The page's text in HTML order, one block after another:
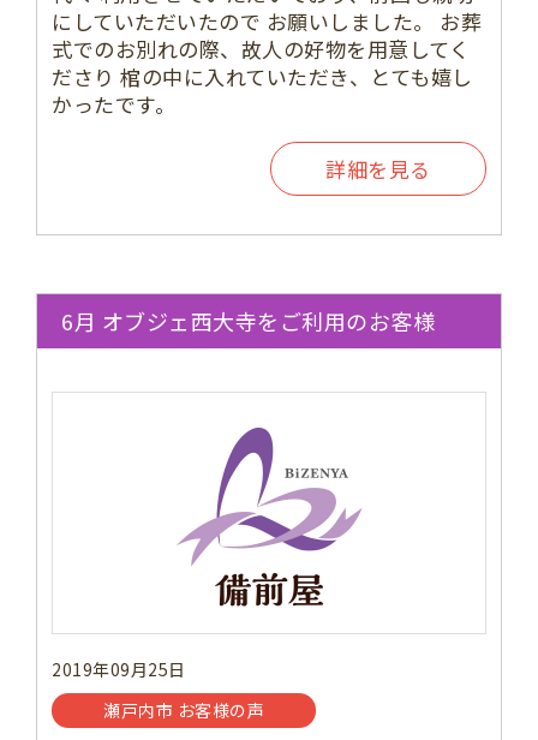
にしていただいたので お願いしました。 お葬
式でのお別れの際、故人の好物を用意してく
ださり 棺の中に入れていただき、とても嬉し
かったです。
詳細を見る
6月 オブジェ西大寺をご利用のお客様
2019年09月25日
瀬戸内市 お客様の声